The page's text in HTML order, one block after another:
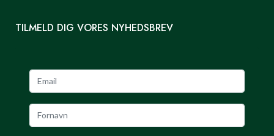
TILMELD DIG VORES NYHEDSBREV